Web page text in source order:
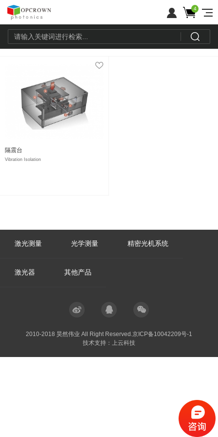
4
隔震台
Vibration Isolation
激光测量 光学测量 精密光机系统
激光器 其他产品
2010-2018 昊然伟业 All Right Reserved. 京ICP备10042209号-1
技术支持：
上云科技